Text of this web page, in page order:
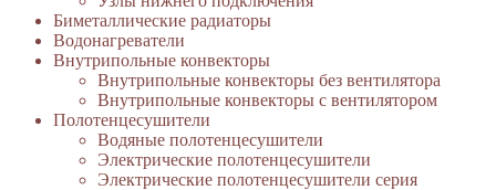
Биметаллические радиаторы
Водонагреватели
Внутрипольные конвекторы
Внутрипольные конвекторы без вентилятора
Внутрипольные конвекторы с вентилятором
Полотенцесушители
Водяные полотенцесушители
Электрические полотенцесушители
Электрические полотенцесушители серия